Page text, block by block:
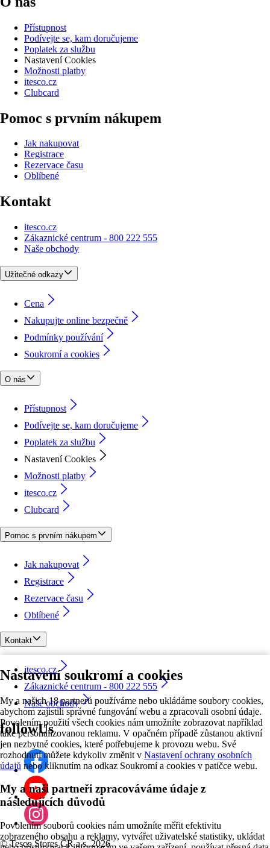
Nastavení soukromí a cookies
My a našich 18 partnerů používáme nebo ukládáme soubory cookies,
abychom zajistili správné fungování webu a zpracovali osobní údaje.
Povolením použití všech cookies nám umožníte zobrazovat například
také personalizovanou reklamu. V opačném případě zůstanou aktivní
jen nezbytné cookies, které potřebujeme k provozu webu. Své
rozhodnutí můžete kdykoliv změnit v Nastavení ochrany osobních
údajů nebo kliknutím na odkaz Soukromí a cookies v patičce webu.
My a naši partneři zpracováváme údaje z
následujících důvodů
Povolením souborů cookies nám umožníte měřit efektivitu
zobrazeného obsahu a reklamy, vytvářet uživatelské statistiky, ukládat
Přístupnost
Podívejte se, kam doručujeme
Poplatek za službu
Nastavení Cookies
Možnosti platby
itesco.cz
Clubcard
Pomoc s prvním nákupem
Jak nakupovat
Registrace
Rezervace času
Oblíbené
Kontakt
itesco.cz
Zákaznické centrum - 800 222 555
Naše obchody
Užitečné odkazy
Cena
Nakupujte online bezpečně
Podmínky používání
Soukromí a cookies
O nás
Přístupnost
Podívejte se, kam doručujeme
Poplatek za službu
Nastavení Cookies
Možnosti platby
itesco.cz
Clubcard
Pomoc s prvním nákupem
Jak nakupovat
Registrace
Rezervace času
Oblíbené
Kontakt
itesco.cz
Zákaznické centrum - 800 222 555
Naše obchody
followUs
©Tesco Stores ČR a.s. 2026